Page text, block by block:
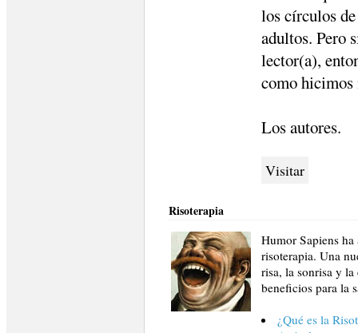
los círculos
adultos. Pero
lector(a),
como
Los autores.
Visitar
Risoterapia
Humor Sapiens
risoterapia. Una
risa, la sonrisa y
beneficios para la
¿Qué es la